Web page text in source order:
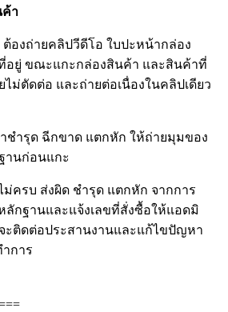
ค้า
องถ่ายคลิปวีดีโอ ใบปะหน้ากล่อง
อยู่ ขณะแกะกล่องสินค้า และสินค้าที่
ม่ตัดต่อ และถ่ายต่อเนื่องในคลิปเดียว
ชำรุด ฉีกขาด แตกหัก ให้ถ่ายมุมของ
านก่อนแกะ
ครบ ส่งผิด ชำรุด แตกหัก จากการ
กฐานและแจ้งเลขที่สั่งซื้อให้แอดมิ
ะติดต่อประสานงานและแก้ไขปัญหา
การ